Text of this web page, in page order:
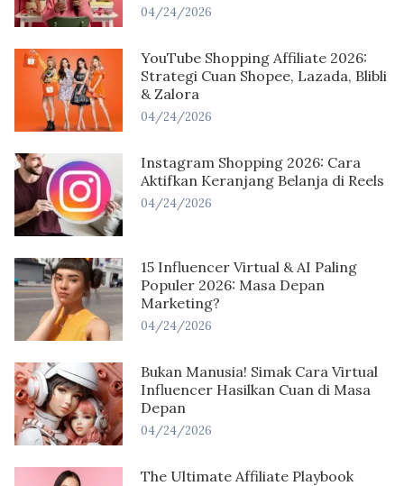
04/24/2026
YouTube Shopping Affiliate 2026:
Strategi Cuan Shopee, Lazada, Blibli
& Zalora
04/24/2026
Instagram Shopping 2026: Cara
Aktifkan Keranjang Belanja di Reels
04/24/2026
15 Influencer Virtual & AI Paling
Populer 2026: Masa Depan
Marketing?
04/24/2026
Bukan Manusia! Simak Cara Virtual
Influencer Hasilkan Cuan di Masa
Depan
04/24/2026
The Ultimate Affiliate Playbook